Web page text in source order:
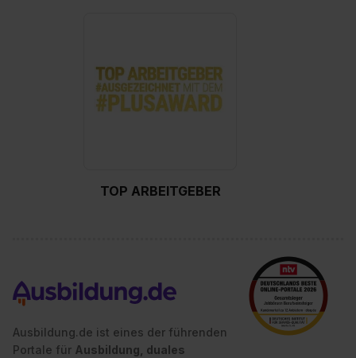
zeigen“. Weitere Informationen: Datenschutzerklärung
TOP ARBEITGEBER
Ausbildung.de ist eines der führenden
Portale für Ausbildung, duales